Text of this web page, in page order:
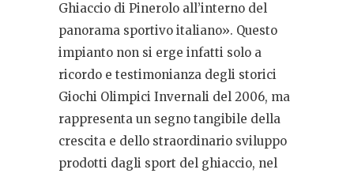
Ghiaccio di Pinerolo all’interno del
panorama sportivo italiano». Questo
impianto non si erge infatti solo a
ricordo e testimonianza degli storici
Giochi Olimpici Invernali del 2006, ma
rappresenta un segno tangibile della
crescita e dello straordinario sviluppo
prodotti dagli sport del ghiaccio, nel